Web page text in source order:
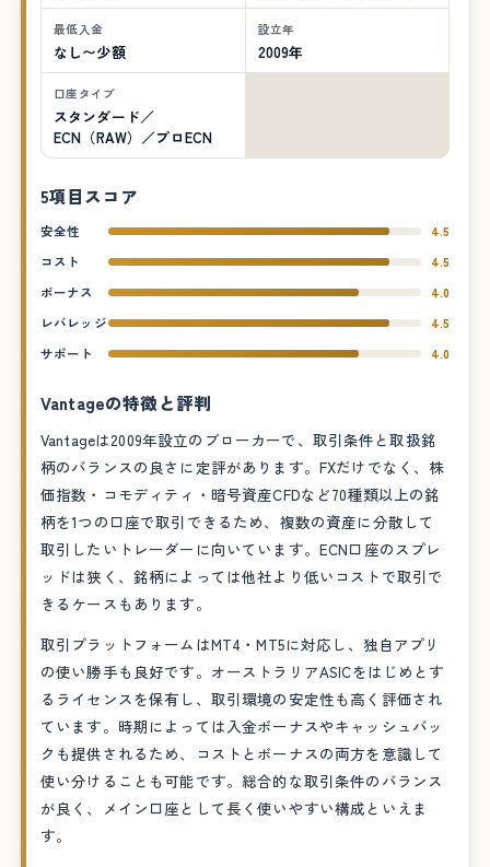
最低入金
なし〜少額
設立年
2009年
口座タイプ
スタンダード／
ECN（RAW）／プロECN
5項目スコア
安全性
4.5
コスト
4.5
ボーナス
4.0
レバレッジ
4.5
サポート
4.0
Vantageの特徴と評判
Vantageは2009年設立のブローカーで、取引条件と取扱銘
柄のバランスの良さに定評があります。FXだけでなく、株
価指数・コモディティ・暗号資産CFDなど70種類以上の銘
柄を1つの口座で取引できるため、複数の資産に分散して
取引したいトレーダーに向いています。ECN口座のスプレ
ッドは狭く、銘柄によっては他社より低いコストで取引で
きるケースもあります。
取引プラットフォームはMT4・MT5に対応し、独自アプリ
の使い勝手も良好です。オーストラリアASICをはじめとす
るライセンスを保有し、取引環境の安定性も高く評価され
ています。時期によっては入金ボーナスやキャッシュバッ
クも提供されるため、コストとボーナスの両方を意識して
使い分けることも可能です。総合的な取引条件のバランス
が良く、メイン口座として長く使いやすい構成といえま
す。